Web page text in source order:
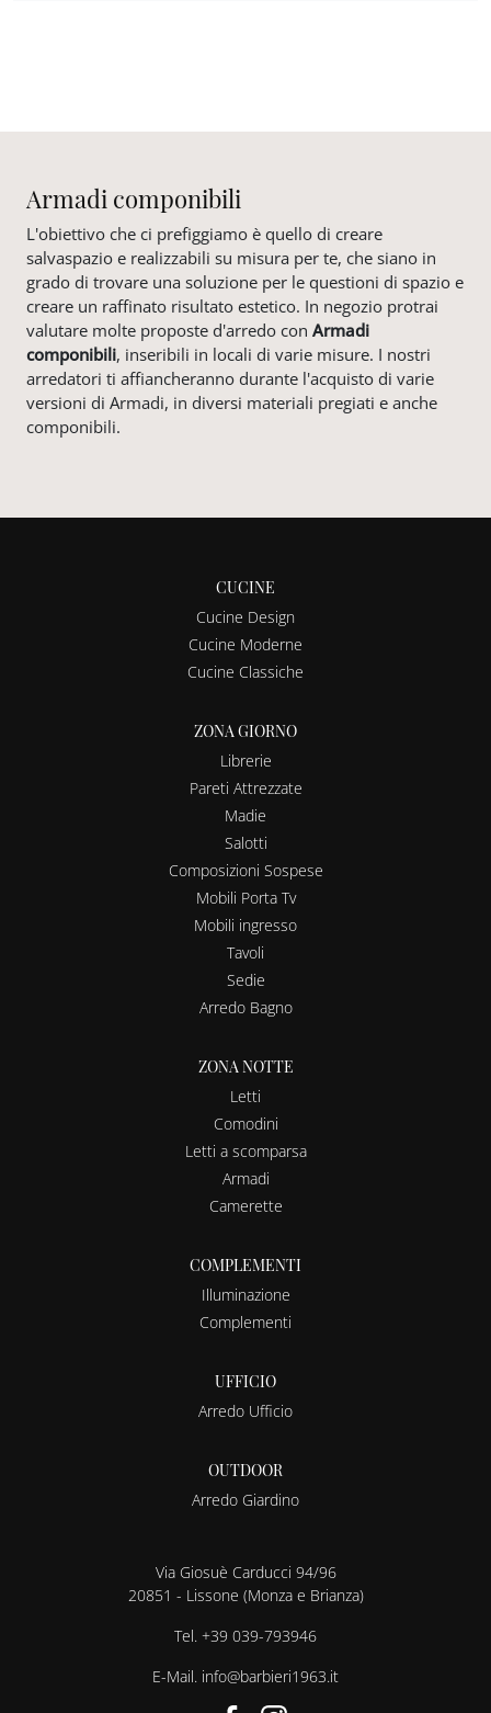
Armadi componibili
L'obiettivo che ci prefiggiamo è quello di creare
salvaspazio e realizzabili su misura per te, che siano in
grado di trovare una soluzione per le questioni di spazio e
creare un raffinato risultato estetico. In negozio protrai
valutare molte proposte d'arredo con Armadi
componibili, inseribili in locali di varie misure. I nostri
arredatori ti affiancheranno durante l'acquisto di varie
versioni di Armadi, in diversi materiali pregiati e anche
componibili.
CUCINE
Cucine Design
Cucine Moderne
Cucine Classiche
ZONA GIORNO
Librerie
Pareti Attrezzate
Madie
Salotti
Composizioni Sospese
Mobili Porta Tv
Mobili ingresso
Tavoli
Sedie
Arredo Bagno
ZONA NOTTE
Letti
Comodini
Letti a scomparsa
Armadi
Camerette
COMPLEMENTI
Illuminazione
Complementi
UFFICIO
Arredo Ufficio
OUTDOOR
Arredo Giardino
Via Giosuè Carducci 94/96
20851 - Lissone (Monza e Brianza)
Tel. +39 039-793946
E-Mail. info@barbieri1963.it